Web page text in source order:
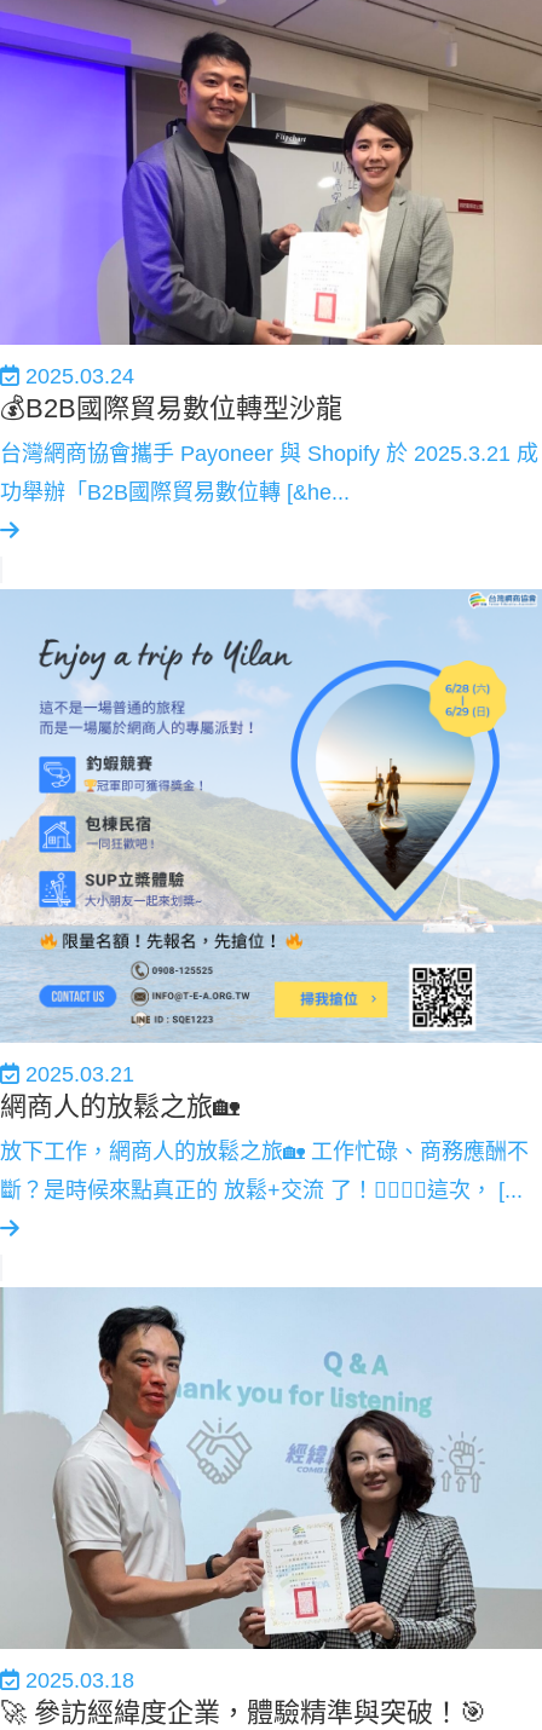
2025.03.24
💰B2B國際貿易數位轉型沙龍
台灣網商協會攜手 Payoneer 與 Shopify 於 2025.3.21 成
功舉辦「B2B國際貿易數位轉 [&he...
2025.03.21
網商人的放鬆之旅🏡
放下工作，網商人的放鬆之旅🏡 工作忙碌、商務應酬不
斷？是時候來點真正的 放鬆+交流 了！💆‍♂️💆‍♀️這次， [...
2025.03.18
🚀 參訪經緯度企業，體驗精準與突破！🎯